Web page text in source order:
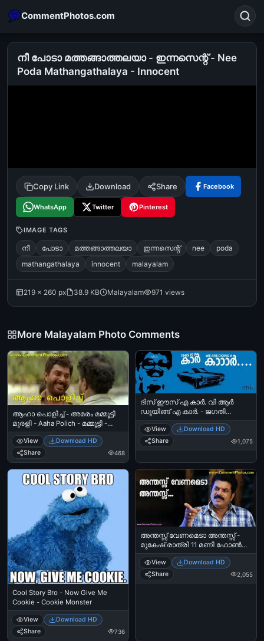
CommentPhotos.com
Search
tamil comedy
happy birthday good night
നീ പോടാ മത്തങ്ങാത്തലയാ - ഇന്നസെന്റ് - Nee
Poda Mathangathalaya - Innocent
Copy Link Download Share Facebook
WhatsApp Twitter Pinterest
IMAGE TAGS
നീ പോടാ മത്തങ്ങാത്തലയാ ഇന്നസെന്റ് nee
poda
mathangathalaya
innocent malayalam
219 × 260 px 38.9 KB Malayalam 971 views
More Malayalam Photo Comments
ആഹാ പൊളിച്ച് - അമരം മമ്മൂട്ടി
മുരളി - Aaha Polich - മമ്മൂട്ടി -
Mammootti
View
Download HD
Share
468
ദിസ്‌ ഈസ് എ കാര്‍. വി ആര്‍
ഡൂയിങ്ങ് എ കാര്‍. - ജഗതി
ശ്രീകുമാര്‍ - This is a Car. We are
doing a car Aram Plus Aram
Kinnaram - Jagathy Sreekumar
View
Download HD
Share
1,075
Cool Story Bro - Now Give Me
Cookie - Cookie Monster
View
Download HD
Share
736
അന്തസ്സ് വേണമെടാ അന്തസ്സ് -
മുകേഷ് രാത്രി 11 മണി ഫോണ്‍
കോള്‍ - Anthas Venameda
Anthassu - Mukesh Night 11 O
Clock Phone Call
View
Download HD
Share
2,055